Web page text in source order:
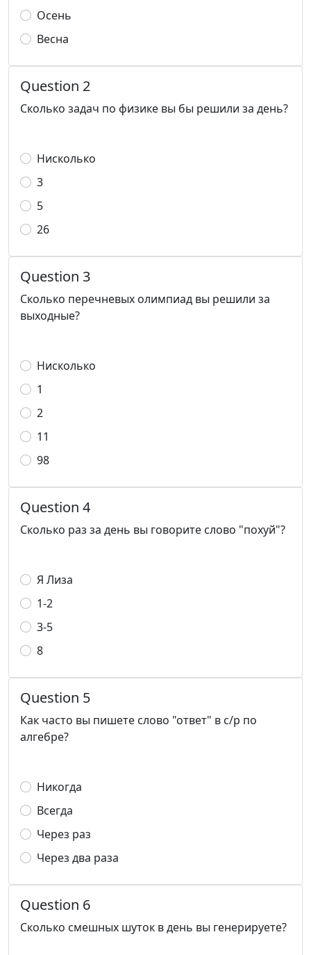
Осень
Весна
Question 2
Сколько задач по физике вы бы решили за день?
Нисколько
3
5
26
Question 3
Сколько перечневых олимпиад вы решили за
выходные?
Нисколько
1
2
11
98
Question 4
Сколько раз за день вы говорите слово "похуй"?
Я Лиза
1-2
3-5
8
Question 5
Как часто вы пишете слово "ответ" в с/р по
алгебре?
Никогда
Всегда
Через раз
Через два раза
Question 6
Сколько смешных шуток в день вы генерируете?